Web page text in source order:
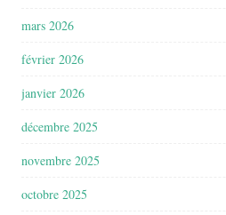
mars 2026
février 2026
janvier 2026
décembre 2025
novembre 2025
octobre 2025